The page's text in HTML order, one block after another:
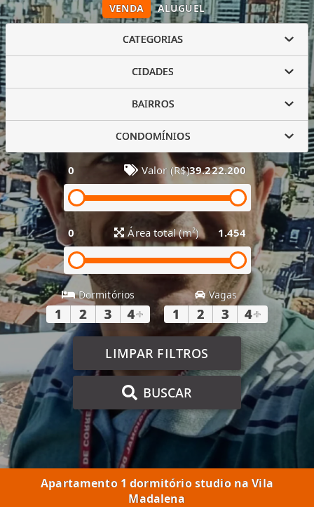
VENDA ALUGUEL
CATEGORIAS
CIDADES
BAIRROS
CONDOMÍNIOS
0 Valor (R$)39.222.200
0 Área total (m²) 1.454
Dormitórios
1 2 3 4+
Vagas
1 2 3 4+
LIMPAR FILTROS
BUSCAR
Apartamento 1 dormitório studio na Vila
Madalena